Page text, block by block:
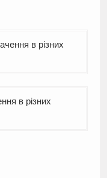
в різних
в різних